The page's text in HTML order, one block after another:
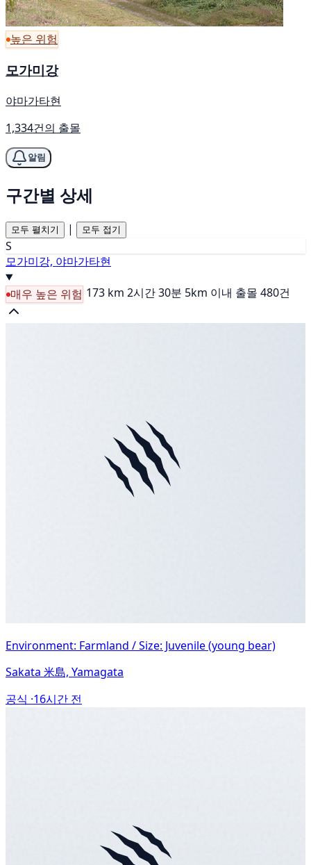
높은 위험
모가미강
야마가타현
1,334건의 출몰
알림
구간별 상세
모두 펼치기 | 모두 접기
S
모가미강, 야마가타현
매우 높은 위험 173 km 2시간 30분 5km 이내 출몰 480건
Environment: Farmland / Size: Juvenile (young bear)
Sakata 米島, Yamagata
공식 ·16시간 전